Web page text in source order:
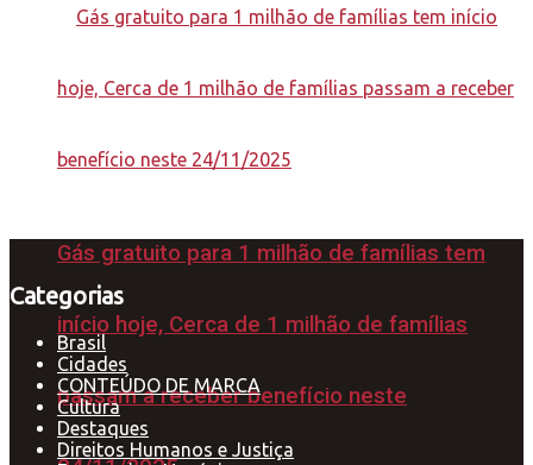
Gás gratuito para 1 milhão de famílias tem
início hoje, Cerca de 1 milhão de famílias
passam a receber benefício neste
Categorias
Brasil
Cidades
CONTEÚDO DE MARCA
Cultura
Destaques
Direitos Humanos e Justiça